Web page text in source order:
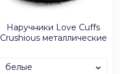
Наручники Love Cuffs
Crushious металлические
белые